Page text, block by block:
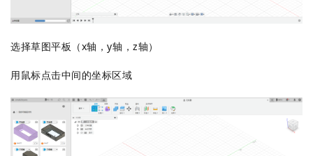
选择草图平板（x轴，y轴，z轴）
用鼠标点击中间的坐标区域